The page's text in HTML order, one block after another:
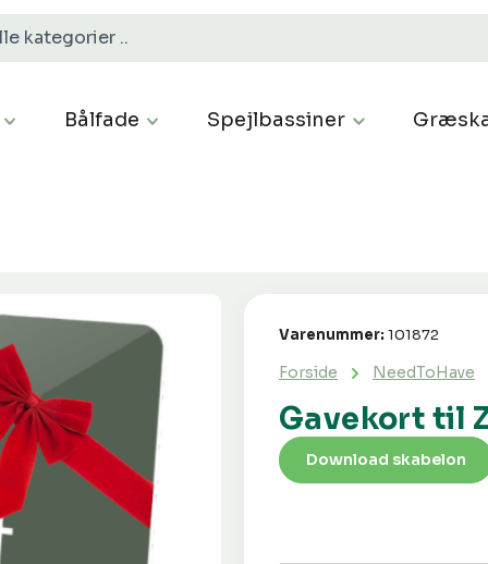
Bålfade Spejlbassiner
Gavekort til
Forside NeedToHave
Varenummer: 101872
Download skabelon